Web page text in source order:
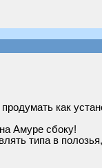
как
Амуре сбоку!
типа в